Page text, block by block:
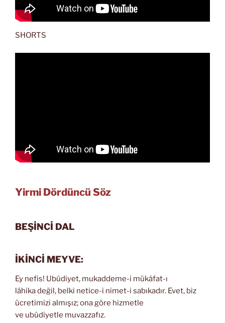
SHORTS
Yirmi Dördüncü Söz
BEŞİNCİ DAL
İKİNCİ MEYVE:
Ey nefis! Ubûdiyet, mukaddeme-i mükâfat-ı
lâhika değil, belki netice-i nimet-i sabıkadır. Evet, biz
ücretimizi almışız; ona göre hizmetle
ve ubûdiyetle muvazzafız.